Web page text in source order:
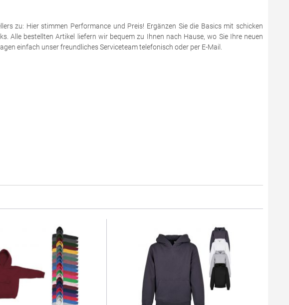
zu: Hier stimmen Performance und Preis! Ergänzen Sie die Basics mit schicken
Alle bestellten Artikel liefern wir bequem zu Ihnen nach Hause, wo Sie Ihre neuen
einfach unser freundliches Serviceteam telefonisch oder per E-Mail.